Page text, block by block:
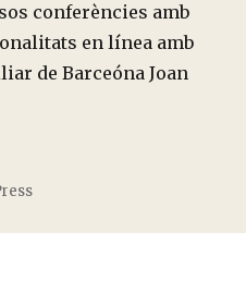
conferències amb
en línea amb
de Barceóna Joan